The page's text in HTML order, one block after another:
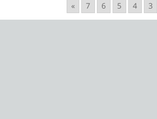
3
4
5
6
7
»